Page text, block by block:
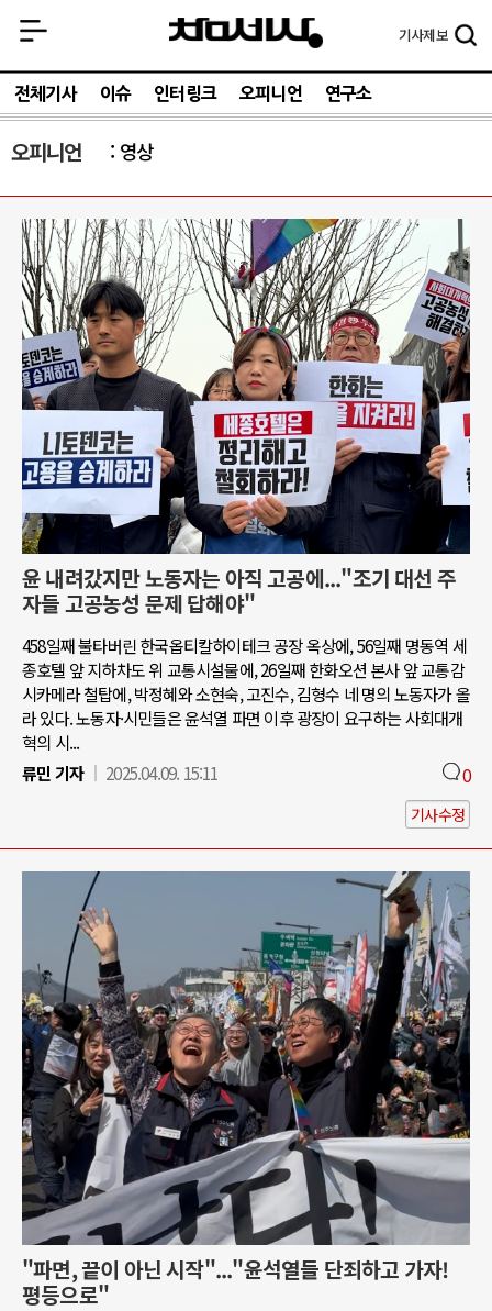
기사제보
전체기사 이슈 인터링크 오피니언 연구소
오피니언 영상
윤 내려갔지만 노동자는 아직 고공에..."조기 대선 주
자들 고공농성 문제 답해야"
458일째 불타버린 한국옵티칼하이테크 공장 옥상에, 56일째 명동역 세
종호텔 앞 지하차도 위 교통시설물에, 26일째 한화오션 본사 앞 교통감
시카메라 철탑에, 박정혜와 소현숙, 고진수, 김형수 네 명의 노동자가 올
라 있다. 노동자·시민들은 윤석열 파면 이후 광장이 요구하는 사회대개
혁의 시...
류민 기자
2025.04.09. 15:11 0
기사수정
"파면, 끝이 아닌 시작"..."윤석열들 단죄하고 가자!
평등으로"